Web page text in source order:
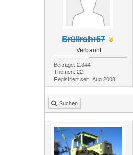
Brüllrohr67
Verbannt
Beiträge: 2.344
Themen: 22
Registriert seit: Aug 2008
Suchen